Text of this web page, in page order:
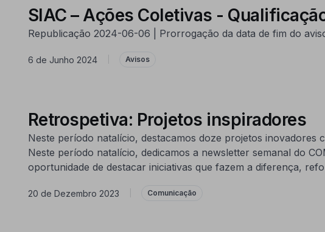
SIAC – Ações Coletivas -
Republicação 2024-06-06 | Prorrogação da data de fim do
6 de Junho 2024 Avisos
Retrospetiva: Projetos inspiradores
Neste período natalício, destacamos doze projetos inovadores
Neste período natalício, dedicamos a newsletter semanal do
oportunidade de destacar iniciativas que fazem a diferença,
20 de Dezembro 2023 Comunicação